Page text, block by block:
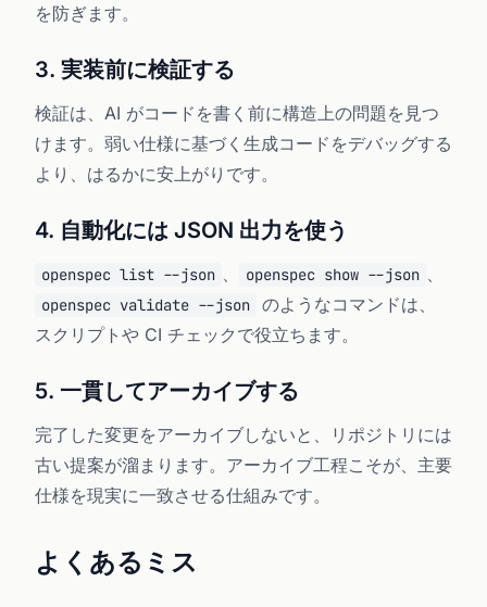
を防ぎます。
3. 実装前に検証する
検証は、AI がコードを書く前に構造上の問題を見つ
けます。弱い仕様に基づく生成コードをデバッグする
より、はるかに安上がりです。
4. 自動化には JSON 出力を使う
openspec list --json 、 openspec show --json 、
openspec validate --json
のようなコマンドは、
スクリプトや CI チェックで役立ちます。
5. 一貫してアーカイブする
完了した変更をアーカイブしないと、リポジトリには
古い提案が溜まります。アーカイブ工程こそが、主要
仕様を現実に一致させる仕組みです。
よくあるミス